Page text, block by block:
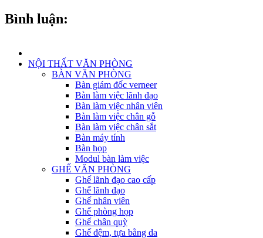
Bình luận:
NỘI THẤT VĂN PHÒNG
BÀN VĂN PHÒNG
Bàn giám đốc verneer
Bàn làm việc lãnh đạo
Bàn làm việc nhân viên
Bàn làm việc chân gỗ
Bàn làm việc chân sắt
Bàn máy tính
Bàn họp
Modul bàn làm việc
GHẾ VĂN PHÒNG
Ghế lãnh đạo cao cấp
Ghế lãnh đạo
Ghế nhân viên
Ghế phòng họp
Ghế chân quỳ
Ghế đệm, tựa bằng da